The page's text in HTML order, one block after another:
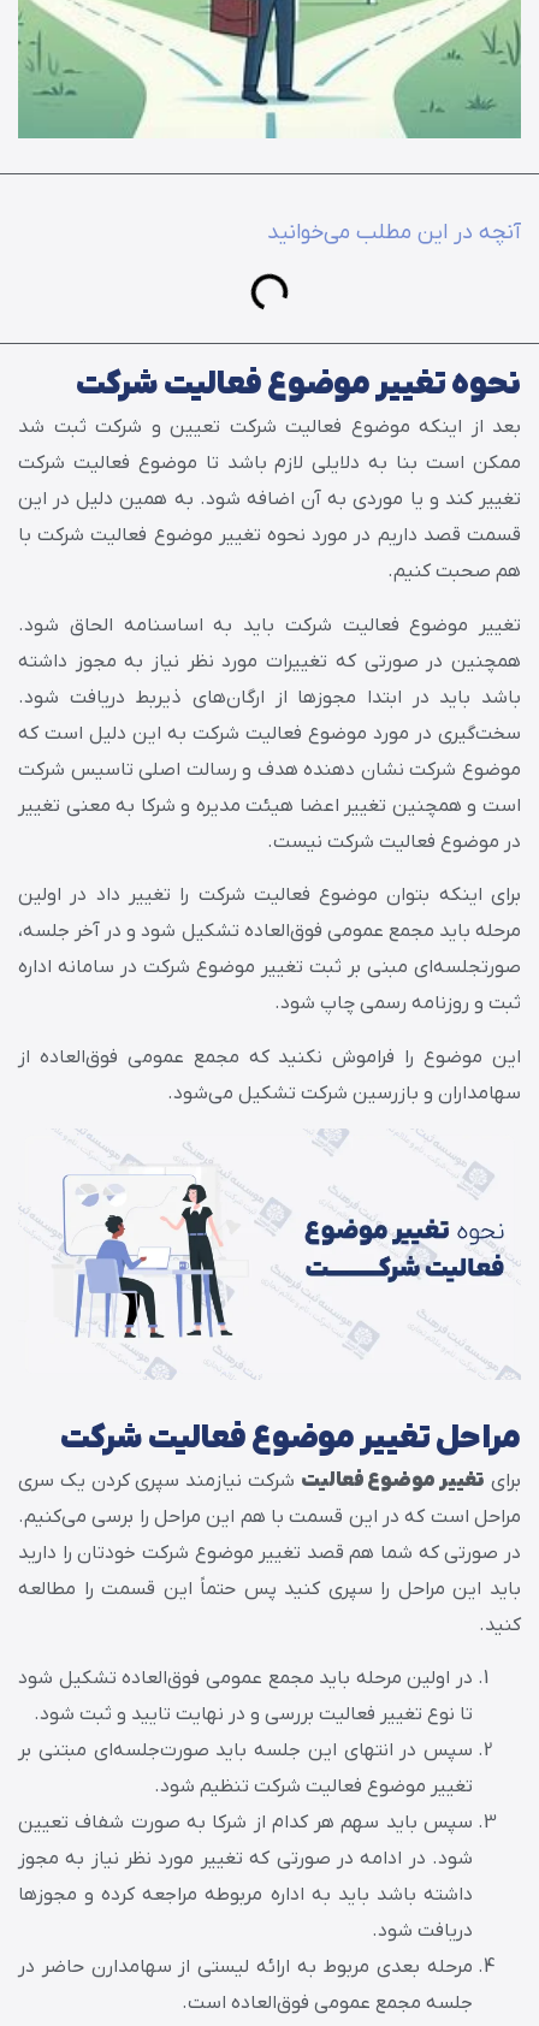
آنچه در این مطلب می‌خوانید
نحوه تغییر موضوع فعالیت شرکت
بعد از اینکه موضوع فعالیت شرکت تعیین و شرکت ثبت شد
ممکن است بنا به دلایلی لازم باشد تا موضوع فعالیت شرکت
تغییر کند و یا موردی به آن اضافه شود. به همین دلیل در این
قسمت قصد داریم در مورد نحوه تغییر موضوع فعالیت شرکت با
هم صحبت کنیم.
تغییر موضوع فعالیت شرکت باید به اساسنامه الحاق شود.
همچنین در صورتی که تغییرات مورد نظر نیاز به مجوز داشته
باشد باید در ابتدا مجوزها از ارگان‌های ذیربط دریافت شود.
سخت‌گیری در مورد موضوع فعالیت شرکت به این دلیل است که
موضوع شرکت نشان دهنده هدف و رسالت اصلی تاسیس شرکت
است و همچنین تغییر اعضا هیئت مدیره و شرکا به معنی تغییر
در موضوع فعالیت شرکت نیست.
برای اینکه بتوان موضوع فعالیت شرکت را تغییر داد در اولین
مرحله باید مجمع عمومی فوق‌العاده تشکیل شود و در آخر جلسه،
صورتجلسه‌ای مبنی بر ثبت تغییر موضوع شرکت در سامانه اداره
ثبت و روزنامه رسمی چاپ شود.
این موضوع را فراموش نکنید که مجمع عمومی فوق‌العاده از
سهامداران و بازرسین شرکت تشکیل می‌شود.
مراحل تغییر موضوع فعالیت شرکت
برای تغییر موضوع فعالیت شرکت نیازمند سپری کردن یک سری
مراحل است که در این قسمت با هم این مراحل را برسی می‌کنیم.
در صورتی که شما هم قصد تغییر موضوع شرکت خودتان را دارید
باید این مراحل را سپری کنید پس حتماً این قسمت را مطالعه
کنید.
در اولین مرحله باید مجمع عمومی فوق‌العاده تشکیل شود
تا نوع تغییر فعالیت بررسی و در نهایت تایید و ثبت شود.
سپس در انتهای این جلسه باید صورت‌جلسه‌ای مبتنی بر
تغییر موضوع فعالیت شرکت تنظیم شود.
سپس باید سهم هر کدام از شرکا به صورت شفاف تعیین
شود. در ادامه در صورتی که تغییر مورد نظر نیاز به مجوز
داشته باشد باید به اداره مربوطه مراجعه کرده و مجوزها
دریافت شود.
مرحله بعدی مربوط به ارائه لیستی از سهامدارن حاضر در
جلسه مجمع عمومی فوق‌العاده است.